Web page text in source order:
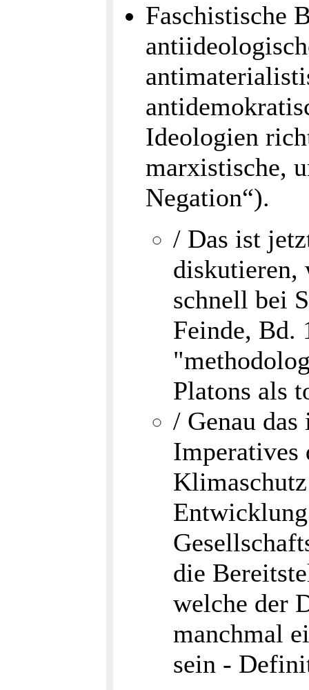
Faschistische
Ideologien
marxistische,
Negation“).
/ Das ist
diskutieren,
schnell bei
Feinde, Bd.
Platons als
/ Genau
Imperatives
die
welche der
manchmal
sein -